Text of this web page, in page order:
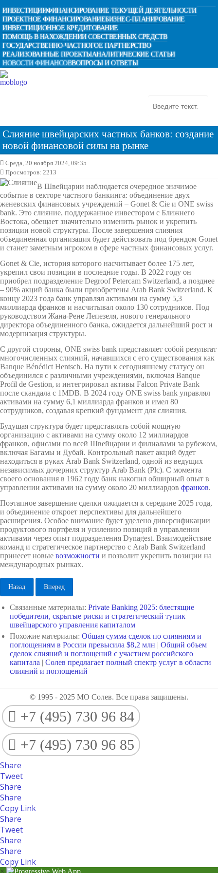
ИНВЕСТИЦИИФИНАНСИРОВАНИЕ ТЕКУЩЕЙ ДЕЯТЕЛЬНОСТИ
ПРОЕКТНОЕ ФИНАНСИРОВАНИЕБИЗНЕС-ПЛАНИРОВАНИЕ
ИНВЕСТИЦИОННОЕ КРЕДИТОВАНИЕ
ПОМОЩЬ В НАХОЖДЕНИИ СОБСТВЕННЫХ СРЕДСТВ
ГОСУДАРСТВЕННО-ЧАСТНОГОЕ ПАРТНЕРСТВО
РЕАЛИЗОВАННЫЕ ПРОЕКТЫАНАЛИТИЧЕСКИЕ СТАТЬИ
НОВОСТИ ФИНАНСОВВОПРОСЫ И ОТВЕТЫ
Слияние швейцарских частных банков: создание
новой финансовой силы на рынке
Среда, 20 ноября 2024, 09:35
Просмотров: 2213
В Швейцарии наблюдается очередное значимое
событие в секторе частного банкинга: объединение двух
женевских финансовых учреждений – Gonet & Cie и ONE swiss
bank. Это слияние, поддержанное инвестором с Ближнего
Востока, обещает значительно изменить рынок и укрепить
позиции новой структуры. После завершения слияния
объединенная организация будет действовать под брендом Gonet
и станет заметным игроком в сфере частных финансовых услуг.
Gonet & Cie, история которого насчитывает более 175 лет,
укрепил свои позиции в последние годы. В 2022 году он
приобрел подразделение Degroof Petercam Switzerland, а позднее
– 90% акций банка были приобретены Arab Bank Switzerland. К
концу 2023 года банк управлял активами на сумму 5,3
миллиарда франков и насчитывал около 130 сотрудников. Под
руководством Жана-Рене Лепезеля, нового генерального
директора объединенного банка, ожидается дальнейший рост и
модернизация структуры.
С другой стороны, ONE swiss bank представляет собой результат
многочисленных слияний, начавшихся с его существования как
Banque Bénédict Hentsch. На пути к сегодняшнему статусу он
объединился с различными учреждениями, включая Banque
Profil de Gestion, и интегрировал активы Falcon Private Bank
после скандала с 1MDB. В 2024 году ONE swiss bank управлял
активами на сумму 6,1 миллиарда франков и имел 80
сотрудников, создавая крепкий фундамент для слияния.
Будущая структура будет представлять собой мощную
организацию с активами на сумму около 12 миллиардов
франков, офисами по всей Швейцарии и филиалами за рубежом,
включая Багамы и Дубай. Контрольный пакет акций будет
находиться в руках Arab Bank Switzerland, одной из ведущих
независимых дочерних структур Arab Bank (Plc). С момента
своего основания в 1962 году банк накопил обширный опыт в
управлении активами на сумму около 20 миллиардов франков.
Поэтапное завершение сделки ожидается к середине 2025 года,
и объединение откроет перспективы для дальнейшего
расширения. Особое внимание будет уделено диверсификации
продуктового портфеля и усилению позиций в управлении
активами через опыт подразделения Dynagest. Взаимодействие
команд и стратегическое партнерство с Arab Bank Switzerland
принесет новые возможности и позволит укрепить позиции на
международных рынках.
Назад Вперед
Связанные материалы: Private Banking 2025: блестящие
победители, скрытые риски и стратегический тупик
швейцарского управления капиталом
Похожие материалы: Общая сумма сделок по слияниям и
поглощениям в России превысила $8,2 млн | Общий объем
сделок слияний и поглощений с участием российского
капитала | Солев предлагает полный спектр услуг в области
слияний и поглощений
© 1995 - 2025 МО Солев. Все права защишены.
+7 (495) 730 96 84
+7 (495) 730 96 85
Share
Tweet
Share
Share
Copy Link
Share
Tweet
Share
Share
Copy Link
×